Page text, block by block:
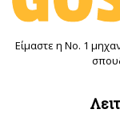
Είμαστε η Νο. 1